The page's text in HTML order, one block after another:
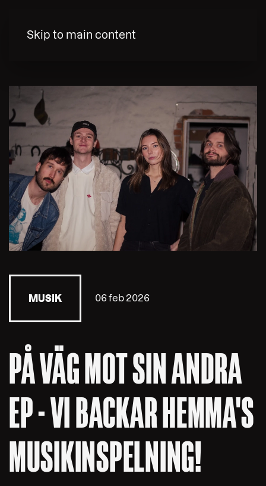
Skip to main content
MUSIK 06 feb 2026
PÅ VÄG MOT SIN ANDRA
EP - VI BACKAR HEMMA'S
MUSIKINSPELNING!